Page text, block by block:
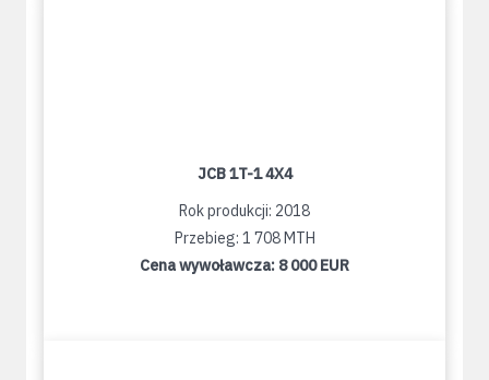
JCB 1T-1 4X4
Rok produkcji: 2018
Przebieg: 1 708 MTH
Cena wywoławcza: 8 000 EUR